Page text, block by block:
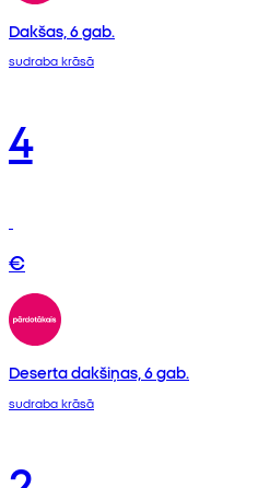
Dakšas, 6 gab.
sudraba krāsā
4
€
Deserta dakšiņas, 6 gab.
sudraba krāsā